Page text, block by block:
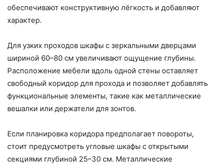
обеспечивают конструктивную лёгкость и добавляют
характер.
Для узких проходов шкафы с зеркальными дверцами
шириной 60–80 см увеличивают ощущение глубины.
Расположение мебели вдоль одной стены оставляет
свободный коридор для прохода и позволяет добавлять
функциональные элементы, такие как металлические
вешалки или держатели для зонтов.
Если планировка коридора предполагает повороты,
стоит предусмотреть угловые шкафы с открытыми
секциями глубиной 25–30 см. Металлические